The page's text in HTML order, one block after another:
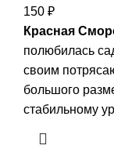
150 ₽
Красная
полюбилась
своим
большого
стабильному